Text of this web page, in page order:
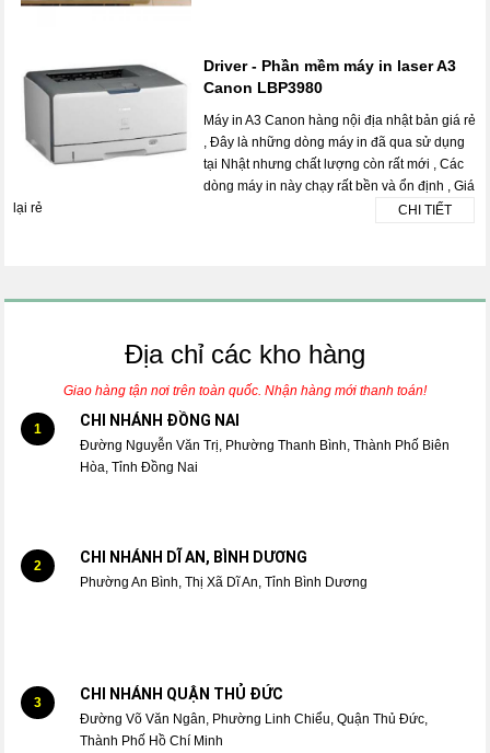
Driver - Phần mềm máy in laser A3
Canon LBP3980
Máy in A3 Canon hàng nội địa nhật bản giá rẻ
, Đây là những dòng máy in đã qua sử dụng
tại Nhật nhưng chất lượng còn rất mới , Các
dòng máy in này chạy rất bền và ổn định , Giá
lại rẻ
CHI TIẾT
Địa chỉ các kho hàng
Giao hàng tận nơi trên toàn quốc. Nhận hàng mới thanh toán!
1 CHI NHÁNH ĐỒNG NAI
Đường Nguyễn Văn Trị, Phường Thanh Bình, Thành Phố Biên
Hòa, Tỉnh Đồng Nai
2 CHI NHÁNH DĨ AN, BÌNH DƯƠNG
Phường An Bình, Thị Xã Dĩ An, Tỉnh Bình Dương
3 CHI NHÁNH QUẬN THỦ ĐỨC
Đường Võ Văn Ngân, Phường Linh Chiểu, Quận Thủ Đức,
Thành Phố Hồ Chí Minh